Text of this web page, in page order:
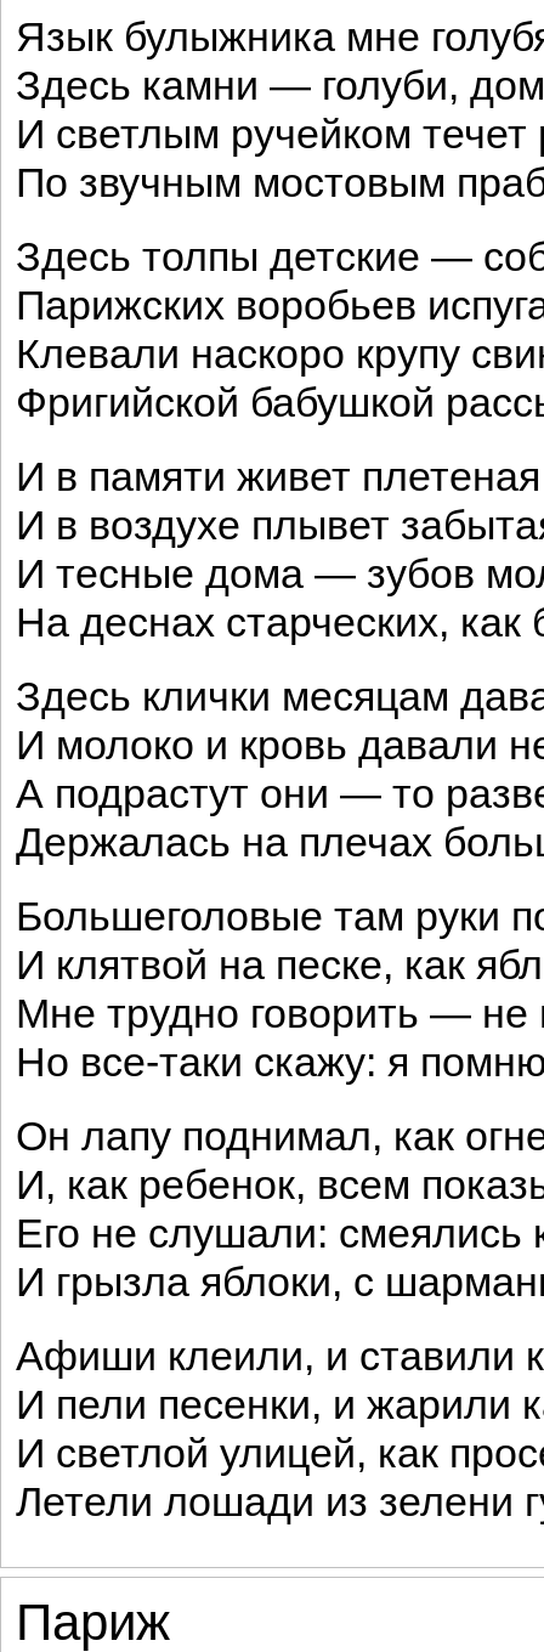
Язык булыжника мне
Здесь камни — голуби,
И светлым ручейком течет
По звучным мостовым
Здесь толпы детские —
Парижских воробьев
Клевали наскоро крупу
Фригийской бабушкой
И в памяти живет
И в воздухе плывет
И тесные дома — зубов
На деснах старческих, как
Здесь клички месяцам
И молоко и кровь давали
А подрастут они — то
Держалась на плечах
Большеголовые там руки
И клятвой на песке, как
Мне трудно говорить — не
Но все-таки скажу: я
Он лапу поднимал, как
И, как ребенок, всем
Его не слушали: смеялись
И грызла яблоки, с
Афиши клеили, и ставили
И пели песенки, и жарили
И светлой улицей, как
Летели лошади из зелени
Париж